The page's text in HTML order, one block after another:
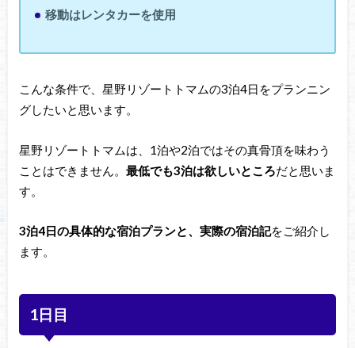
移動はレンタカーを使用
こんな条件で、星野リゾートトマムの3泊4日をプランニン
グしたいと思います。
星野リゾートトマムは、1泊や2泊ではその真骨頂を味わう
ことはできません。 最低でも3泊は欲しいところだと思いま
す。
3泊4日の具体的な宿泊プランと、実際の宿泊記をご紹介し
ます。
1日目